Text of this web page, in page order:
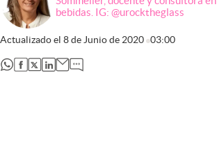
bebidas. IG: @urocktheglass
Actualizado el 8 de Junio de 2020 03:00
abre en nueva pestaña
abre en nueva pestaña
abre en nueva pestaña
abre en nueva pestaña